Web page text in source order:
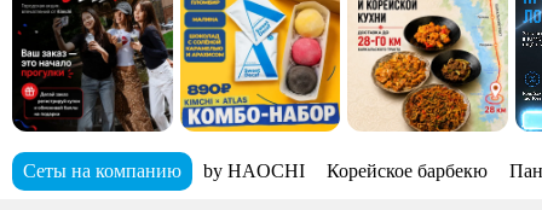
Сеты на компанию by HAOCHI Корейское барбекю